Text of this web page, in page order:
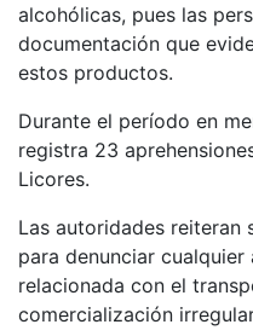
alcohólicas, pues las
documentación que
estos productos.
Durante el período en
registra 23
Licores.
Las autoridades reiteran
para denunciar
relacionada con el
comercialización